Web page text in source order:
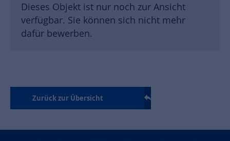
Dieses Objekt ist nur noch zur Ansicht
verfügbar. Sie können sich nicht mehr
dafür bewerben.
Zurück zur Übersicht